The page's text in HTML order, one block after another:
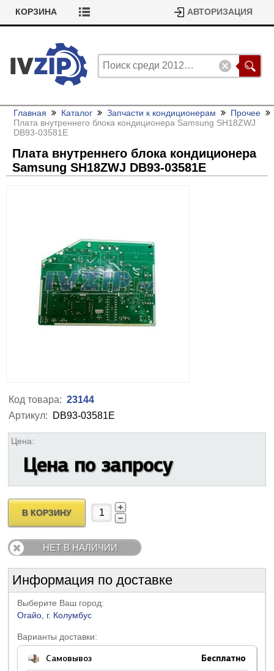
КОРЗИНА АВТОРИЗАЦИЯ
Главная Каталог Запчасти к кондиционерам
Прочее
Плата внутреннего блока кондиционера Samsung SH18ZWJ
DB93-03581E
Плата внутреннего блока кондиционера
Samsung SH18ZWJ DB93-03581E
Код товара: 23144
Артикул:
DB93-03581E
Цена:
Цена по запросу
В КОРЗИНУ
НЕТ В НАЛИЧИИ
Информация по доставке
Выберите Ваш город:
Огайо, г. Колумбус
Варианты доставки:
Самовывоз Бесплатно